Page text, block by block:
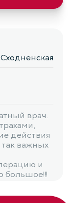
Сходненская
врач.
действия
и
большое!!!